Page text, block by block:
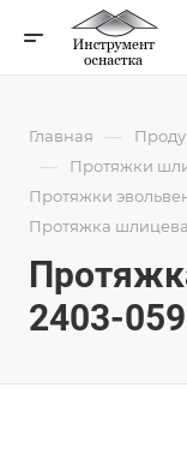
Главная —
— Протяжки
Протяжки
Протяжка
2403-